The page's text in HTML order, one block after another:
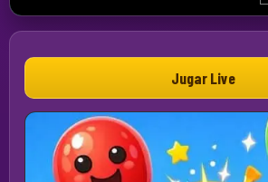
Jugar Live